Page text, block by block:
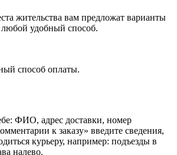
жительства вам предложат варианты
удобный способ.
способ оплаты.
ФИО, адрес доставки, номер
к заказу» введите сведения,
курьеру, например: подъезды в
налево.